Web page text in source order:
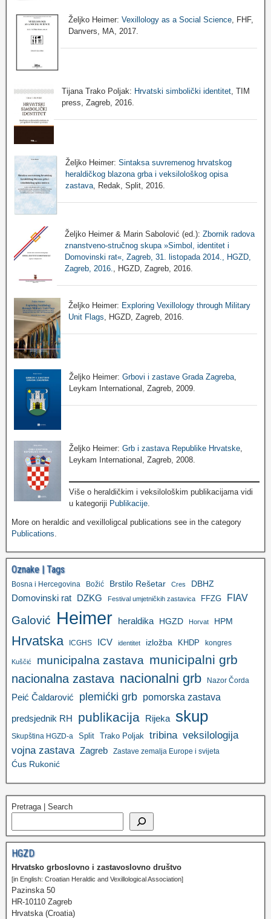
Željko Heimer:Vexillology as a Social Science , FHF,
Danvers, MA, 2017.
Tijana Trako Poljak: Hrvatski simbolički identitet , TIM
press, Zagreb, 2016.
Željko Heimer: Sintaksa suvremenog hrvatskog
heraldičkog blazona grba i veksilološkog opisa
zastava, Redak, Split, 2016.
Željko Heimer & Marin Sabolović (ed.): Zbornik radova
znanstveno-stručnog skupa »Simbol, identitet i
Domovinski rat«, Zagreb, 31. listopada 2014., HGZD,
Zagreb, 2016.
, HGZD, Zagreb, 2016.
Željko Heimer: Exploring Vexillology through Military
Unit Flags , HGZD, Zagreb, 2016.
Željko Heimer: Grbovi i zastave Grada Zagreba
Leykam International, Zagreb, 2009.
Željko Heimer:Grb i zastava Republike Hrvatske
Leykam International, Zagreb, 2008.
Više o heraldičkim i veksilološkim publikacijama vidi
u kategoriji Publikacije.
More on heraldic and vexilloligcal publications see in the category
Publications.
Oznake | Tags
Bosna i Hercegovina Božić Brstilo Rešetar Cres DBHZ
Domovinski rat DZKG Festival umjetničkih zastavica FFZG FIAV
Galović Heimer heraldika HGZD Horvat HPM
Hrvatska ICGHS ICV identitet izložba KHDP kongres
Kuščić municipalna zastava municipalni grb
nacionalna zastava nacionalni grb Nazor Čorda
Peić Čaldarović plemićki grb pomorska zastava
predsjednik RH publikacija Rijeka skup
Skupština HGZD-a Split Trako Poljak tribina veksilologija
vojna zastava Zagreb Zastave zemalja Europe i svijeta
Ćus Rukonić
Pretraga | Search
HGZD
Hrvatsko grboslovno i zastavoslovno društvo
[in English: Croatian Heraldic and Vexillological Association]
Pazinska 50
HR-10110 Zagreb
Hrvatska (Croatia)